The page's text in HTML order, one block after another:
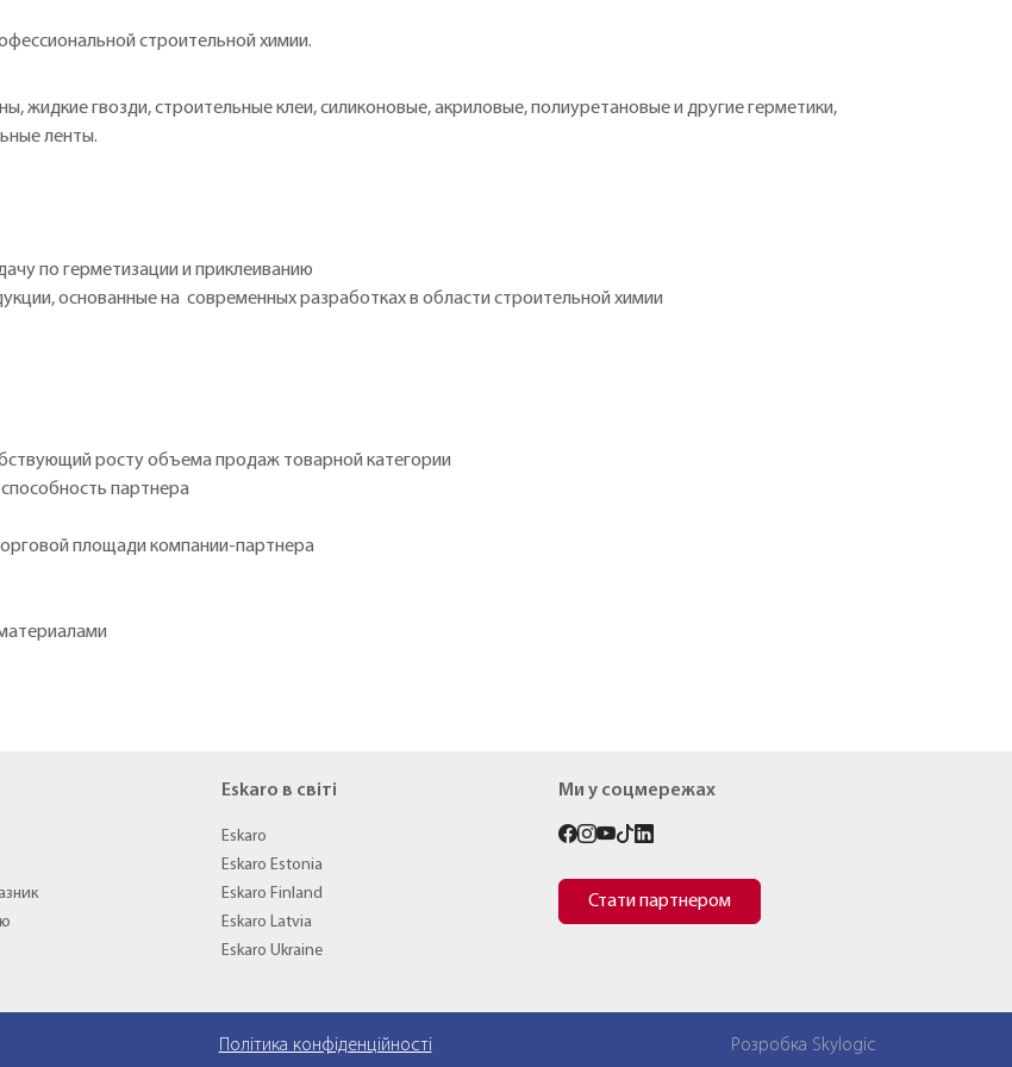
строительной химии.
жидкие гвозди, строительные клеи, силиконовые, акриловые, полиуретановые и другие герметики,
ленты.
по герметизации и приклеиванию
основанные на современных разработках в области cтроительной химии
росту объема продаж товарной категории
партнера
площади компании-партнера
Eskaro в світі
Eskaro
Eskaro Estonia
Eskaro Finland
Eskaro Latvia
Eskaro Ukraine
Ми у соцмережах
Стати партнером
Політика конфіденційності Розробка Skylogic